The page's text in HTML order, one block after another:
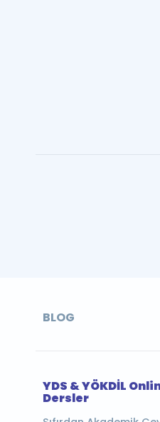
BLOG
YDS & YÖKDİL
Dersler